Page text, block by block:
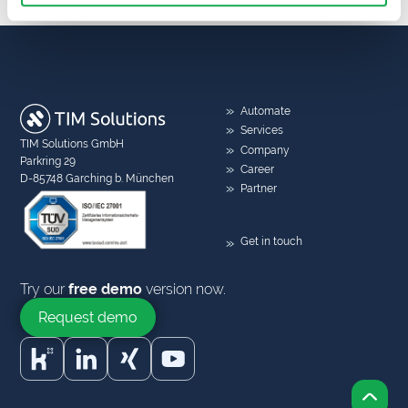
TIM Solutions GmbH
Parkring 29
D-85748 Garching b. München
Automate
Services
Company
Career
Partner
Get in touch
Try ourfree demo version now.
Request demo